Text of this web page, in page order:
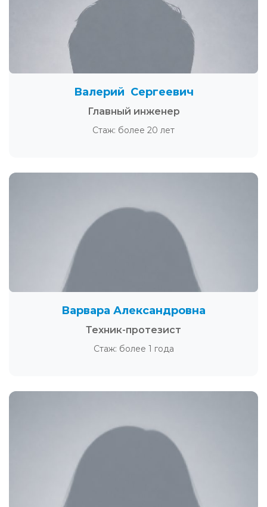
Валерий Сергеевич
Главный инженер
Стаж: более 20 лет
Варвара Александровна
Техник-протезист
Стаж: более 1 года